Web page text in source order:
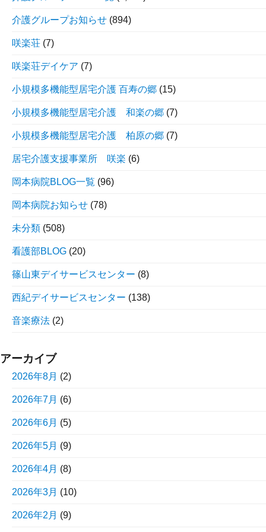
介護グループお知らせ (894)
咲楽荘 (7)
咲楽荘デイケア (7)
小規模多機能型居宅介護 百寿の郷 (15)
小規模多機能型居宅介護 和楽の郷 (7)
小規模多機能型居宅介護 柏原の郷 (7)
居宅介護支援事業所 咲楽 (6)
岡本病院BLOG一覧 (96)
岡本病院お知らせ (78)
未分類 (508)
看護部BLOG (20)
篠山東デイサービスセンター (8)
西紀デイサービスセンター (138)
音楽療法 (2)
アーカイブ
2026年8月 (2)
2026年7月 (6)
2026年6月 (5)
2026年5月 (9)
2026年4月 (8)
2026年3月 (10)
2026年2月 (9)